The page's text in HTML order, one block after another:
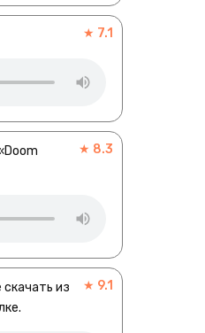
★ 7.1
★ 8.3
из
★ 9.1